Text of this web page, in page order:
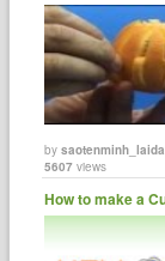
by
5607 views
How to make a